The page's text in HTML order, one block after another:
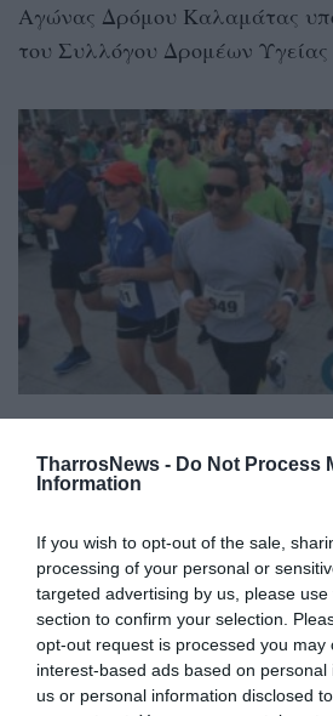
TharrosNews - Do Not Process
Information
If you wish to opt-out of the sale,
processing of your personal or
targeted advertising by us, please
section to confirm your selection.
opt-out request is processed you may
interest-based ads based on
us or personal information disclosed
Αγώνας Δρόμου Καλαμάτας
του Συλλόγου Δρομέων
19ος Αγώνας Δρόμου
Πρωτοφανές ρεκόρ
τη μεγάλη αθλητική
19/04/2019 08:42
Ο 19ος Αγώνας Δρόμου
διοργανώσει ο Σύλλογος
Μεσσηνίας είναι προ των